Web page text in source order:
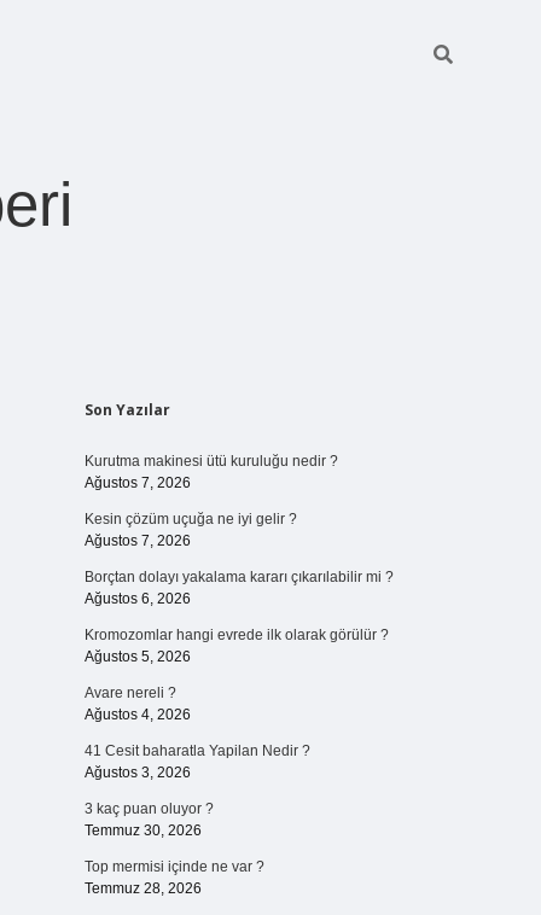
Sidebar
Son Yazılar
Kurutma makinesi ütü kuruluğu nedir ?
Ağustos 7, 2026
Kesin çözüm uçuğa ne iyi gelir ?
Ağustos 7, 2026
Borçtan dolayı yakalama kararı çıkarılabilir mi ?
Ağustos 6, 2026
Kromozomlar hangi evrede ilk olarak görülür ?
Ağustos 5, 2026
Avare nereli ?
Ağustos 4, 2026
41 Cesit baharatla Yapilan Nedir ?
Ağustos 3, 2026
3 kaç puan oluyor ?
Temmuz 30, 2026
Top mermisi içinde ne var ?
Temmuz 28, 2026